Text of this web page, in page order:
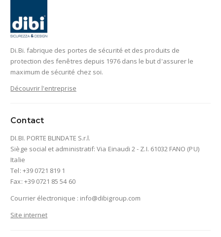
Di.Bi. fabrique des portes de sécurité et des produits de
protection des fenêtres depuis 1976 dans le but d'assurer le
maximum de sécurité chez soi.
Découvrir l'entreprise
Contact
DI.BI. PORTE BLINDATE S.r.l.
Siège social et administratif: Via Einaudi 2 - Z.I. 61032 FANO (PU)
Italie
Tel: +39 0721 819 1
Fax: +39 0721 85 54 60
Courrier électronique : info@dibigroup.com
Site internet